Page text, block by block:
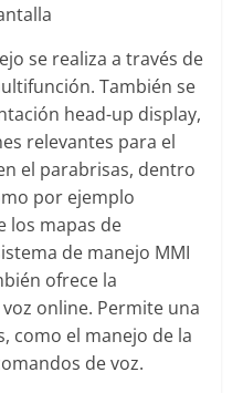
se realiza a través de
También se
head-up display,
relevantes para el
el parabrisas, dentro
por ejemplo
los mapas de
de manejo MMI
ofrece la
online. Permite una
como el manejo de la
de voz.